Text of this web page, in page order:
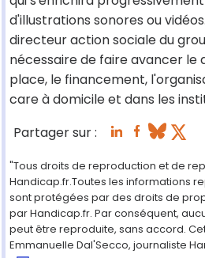
d'illustrations sonores ou
directeur action sociale du
nécessaire de faire avancer le
place, le financement,
care à domicile et dans les
Partager sur :
"Tous droits de reproduction et de
Handicap.fr.Toutes les informations
sont protégées par des droits de
par Handicap.fr. Par conséquent,
peut être reproduite, sans accord.
Emmanuelle Dal'Secco, journaliste